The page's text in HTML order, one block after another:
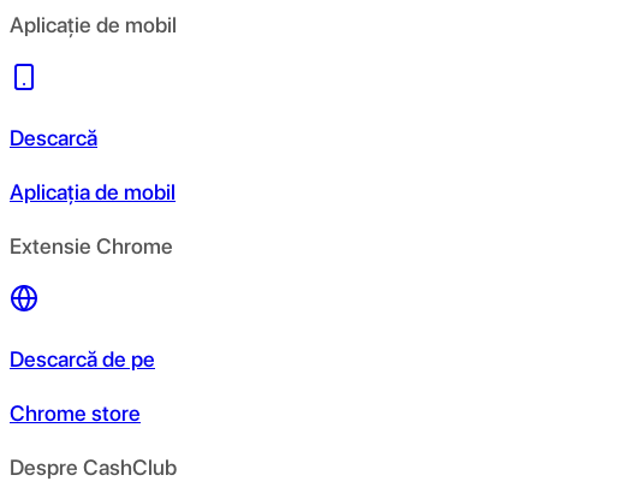
Aplicație de mobil
Descarcă
Aplicația de mobil
Extensie Chrome
Descarcă de pe
Chrome store
Despre CashClub